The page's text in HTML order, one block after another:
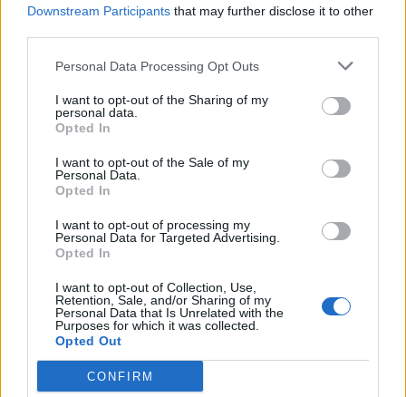
Downstream Participants that may further disclose it to other
Personal Data Processing Opt Outs
I want to opt-out of the Sharing of my
personal data.
Opted In
I want to opt-out of the Sale of my
Personal Data.
Opted In
I want to opt-out of processing my
Personal Data for Targeted Advertising.
Opted In
I want to opt-out of Collection, Use,
Retention, Sale, and/or Sharing of my
Personal Data that Is Unrelated with the
Purposes for which it was collected.
Opted Out
CONFIRM